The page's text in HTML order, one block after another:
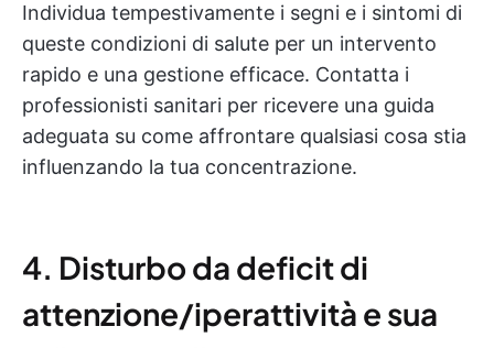
Individua tempestivamente i segni e i sintomi di
queste condizioni di salute per un intervento
rapido e una gestione efficace. Contatta i
professionisti sanitari per ricevere una guida
adeguata su come affrontare qualsiasi cosa stia
influenzando la tua concentrazione.
4. Disturbo da deficit di
attenzione/iperattività e sua